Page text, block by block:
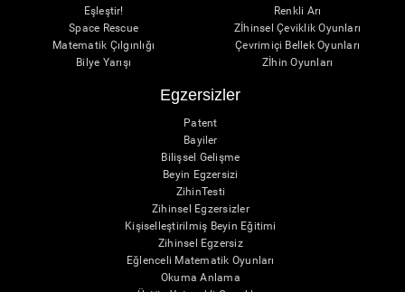
Eşleştir!
Space Rescue
Matematik Çılgınlığı
Bilye Yarışı
Renkli Arı
Zİhinsel Çeviklik Oyunları
Çevrimiçi Bellek Oyunları
Zİhin Oyunları
Egzersizler
Patent
Bayiler
Bilişsel Gelişme
Beyin Egzersizi
ZihinTesti
Zihinsel Egzersizler
Kişiselleştirilmiş Beyin Eğitimi
Zihinsel Egzersiz
Eğlenceli Matematik Oyunları
Okuma Anlama